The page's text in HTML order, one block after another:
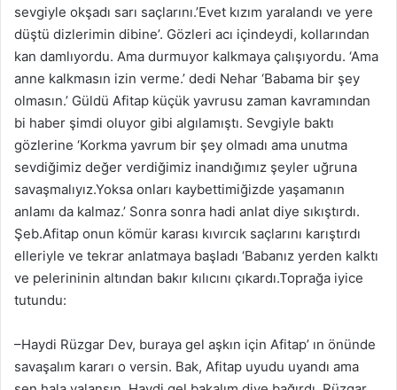
sevgiyle okşadı sarı saçlarını.’Evet kızım yaralandı ve yere
düştü dizlerimin dibine’. Gözleri acı içindeydi, kollarından
kan damlıyordu. Ama durmuyor kalkmaya çalışıyordu. ‘Ama
anne kalkmasın izin verme.’ dedi Nehar ‘Babama bir şey
olmasın.’ Güldü Afitap küçük yavrusu zaman kavramından
bi haber şimdi oluyor gibi algılamıştı. Sevgiyle baktı
gözlerine ‘Korkma yavrum bir şey olmadı ama unutma
sevdiğimiz değer verdiğimiz inandığımız şeyler uğruna
savaşmalıyız.Yoksa onları kaybettimiğizde yaşamanın
anlamı da kalmaz.’ Sonra sonra hadi anlat diye sıkıştırdı.
Şeb.Afitap onun kömür karası kıvırcık saçlarını karıştırdı
elleriyle ve tekrar anlatmaya başladı ‘Babanız yerden kalktı
ve pelerininin altından bakır kılıcını çıkardı.Toprağa iyice
tutundu:
–Haydi Rüzgar Dev, buraya gel aşkın için Afitap’ ın önünde
savaşalım kararı o versin. Bak, Afitap uyudu uyandı ama